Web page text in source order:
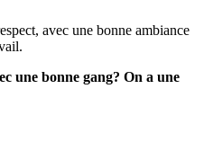
avec une bonne ambiance
une bonne gang? On a une